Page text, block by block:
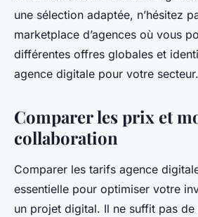
une sélection adaptée, n’hésitez
marketplace d’agences où vous
différentes offres globales et
agence digitale pour votre secteur.
Comparer les prix et
collaboration
Comparer les tarifs agence
essentielle pour optimiser votre
un projet digital. Il ne suffit pas